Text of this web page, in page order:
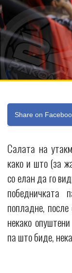
Share on
Салата на
како и што (за
со елан да го
победничката
попладне,
некако
па што биде,